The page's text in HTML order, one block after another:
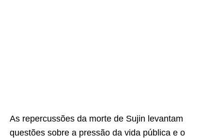
As repercussões da morte de Sujin levantam
questões sobre a pressão da vida pública e o